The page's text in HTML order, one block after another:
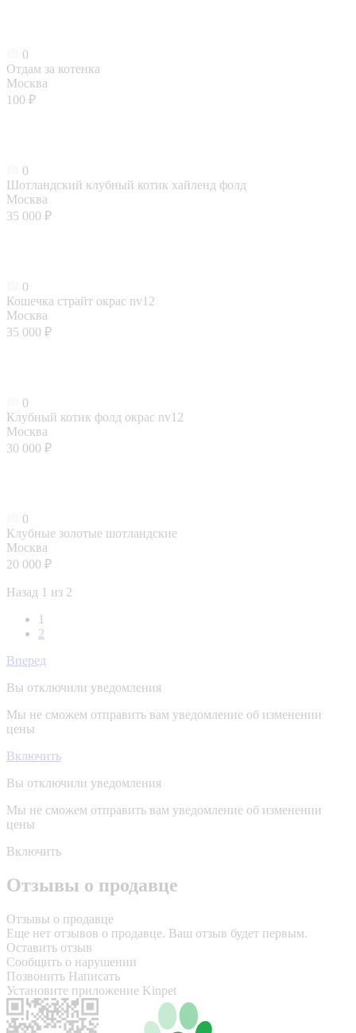
0
Отдам за котенка
Москва
100 ₽
0
Шотландский клубный котик хайленд фолд
Москва
35 000 ₽
0
Кошечка страйт окрас nv12
Москва
35 000 ₽
0
Клубный котик фолд окрас nv12
Москва
30 000 ₽
0
Клубные золотые шотландские
Москва
20 000 ₽
Назад 1 из 2
1
2
Вперед
Вы отключили уведомления
Мы не сможем отправить вам уведомление об изменении
цены
Включить
Вы отключили уведомления
Мы не сможем отправить вам уведомление об изменении
цены
Включить
Отзывы о продавце
Отзывы о продавце
Еще нет отзывов о продавце. Ваш отзыв будет первым.
Оставить отзыв
Сообщить о нарушении
Позвонить Написать
Установите приложение Kinpet